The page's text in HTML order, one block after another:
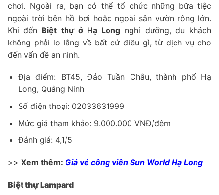
chơi. Ngoài ra, bạn có thể tổ chức những bữa tiệc
ngoài trời bên hồ bơi hoặc ngoài sân vườn rộng lớn.
Khi đến Biệt thự ở Hạ Long nghỉ dưỡng, du khách
không phải lo lắng về bất cứ điều gì, từ dịch vụ cho
đến vấn đề an ninh.
Địa điểm: BT45, Đảo Tuần Châu, thành phố Hạ
Long, Quảng Ninh
Số điện thoại: 02033631999
Mức giá tham khảo: 9.000.000 VNĐ/đêm
Đánh giá: 4,1/5
>> Xem thêm: Giá vé công viên Sun World Hạ Long
Biệt thự Lampard